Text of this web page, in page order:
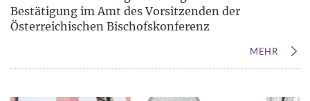
Bestätigung im Amt des Vorsitzenden der
Österreichischen Bischofskonferenz
MEHR